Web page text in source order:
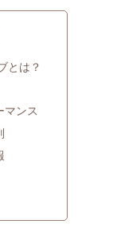
とは？
マンス